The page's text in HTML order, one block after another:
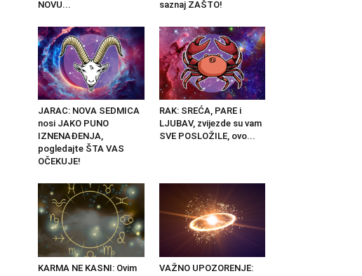
NOVU...
saznaj ZAŠTO!
JARAC: NOVA SEDMICA
nosi JAKO PUNO
IZNENAĐENJA,
pogledajte ŠTA VAS
OČEKUJE!
RAK: SREĆA, PARE i
LJUBAV, zvijezde su vam
SVE POSLOŽILE, ovo...
KARMA NE KASNI: Ovim
VAŽNO UPOZORENJE: